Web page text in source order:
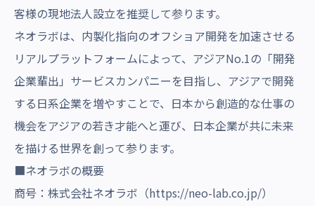
客様の現地法人設立を推奨して参ります。
ネオラボは、内製化指向のオフショア開発を加速させる
リアルプラットフォームによって、アジアNo.1の「開発
企業輩出」サービスカンパニーを目指し、アジアで開発
する日系企業を増やすことで、日本から創造的な仕事の
機会をアジアの若き才能へと運び、日本企業が共に未来
を描ける世界を創って参ります。
■ネオラボの概要
商号：株式会社ネオラボ（https://neo-lab.co.jp/）